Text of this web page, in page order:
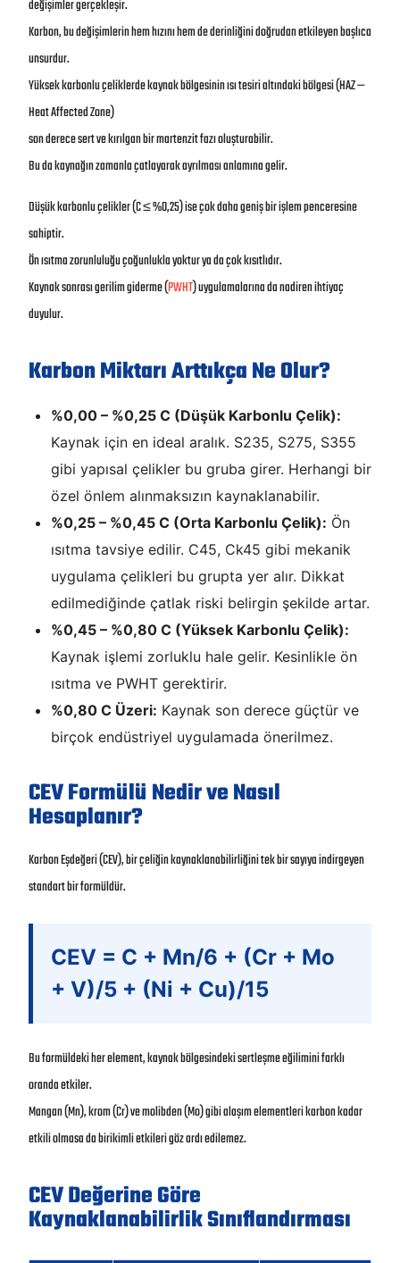
değişimler gerçekleşir.
Karbon, bu değişimlerin hem hızını hem de derinliğini doğrudan etkileyen başlıca
unsurdur.
Yüksek karbonlu çeliklerde kaynak bölgesinin ısı tesiri altındaki bölgesi (HAZ —
Heat Affected Zone)
son derece sert ve kırılgan bir martenzit fazı oluşturabilir.
Bu da kaynağın zamanla çatlayarak ayrılması anlamına gelir.
Düşük karbonlu çelikler (C ≤ %0,25) ise çok daha geniş bir işlem penceresine
sahiptir.
Ön ısıtma zorunluluğu çoğunlukla yoktur ya da çok kısıtlıdır.
Kaynak sonrası gerilim giderme (PWHT) uygulamalarına da nadiren ihtiyaç
duyulur.
Karbon Miktarı Arttıkça Ne Olur?
%0,00 – %0,25 C (Düşük Karbonlu Çelik):
Kaynak için en ideal aralık. S235, S275, S355
gibi yapısal çelikler bu gruba girer. Herhangi bir
özel önlem alınmaksızın kaynaklanabilir.
%0,25 – %0,45 C (Orta Karbonlu Çelik): Ön
ısıtma tavsiye edilir. C45, Ck45 gibi mekanik
uygulama çelikleri bu grupta yer alır. Dikkat
edilmediğinde çatlak riski belirgin şekilde artar.
%0,45 – %0,80 C (Yüksek Karbonlu Çelik):
Kaynak işlemi zorluklu hale gelir. Kesinlikle ön
ısıtma ve PWHT gerektirir.
%0,80 C Üzeri: Kaynak son derece güçtür ve
birçok endüstriyel uygulamada önerilmez.
CEV Formülü Nedir ve Nasıl
Hesaplanır?
Karbon Eşdeğeri (CEV), bir çeliğin kaynaklanabilirliğini tek bir sayıya indirgeyen
standart bir formüldür.
CEV = C + Mn/6 + (Cr + Mo
+ V)/5 + (Ni + Cu)/15
Bu formüldeki her element, kaynak bölgesindeki sertleşme eğilimini farklı
oranda etkiler.
Mangan (Mn), krom (Cr) ve molibden (Mo) gibi alaşım elementleri karbon kadar
etkili olmasa da birikimli etkileri göz ardı edilemez.
CEV Değerine Göre
Kaynaklanabilirlik Sınıflandırması